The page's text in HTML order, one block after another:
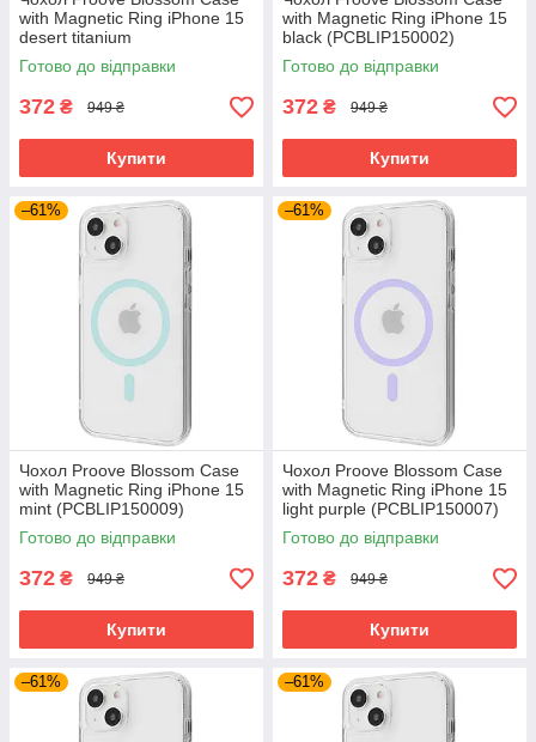
with Magnetic Ring iPhone 15
desert titanium
(PCBLIP150033)
Готово до відправки
372 ₴ 949 ₴
Купити
with Magnetic Ring iPhone 15
black (PCBLIP150002)
Готово до відправки
372 ₴ 949 ₴
Купити
–61%
Чохол Proove Blossom Case
with Magnetic Ring iPhone 15
mint (PCBLIP150009)
Готово до відправки
372 ₴ 949 ₴
Купити
–61%
Чохол Proove Blossom Case
with Magnetic Ring iPhone 15
light purple (PCBLIP150007)
Готово до відправки
372 ₴ 949 ₴
Купити
–61% –61%